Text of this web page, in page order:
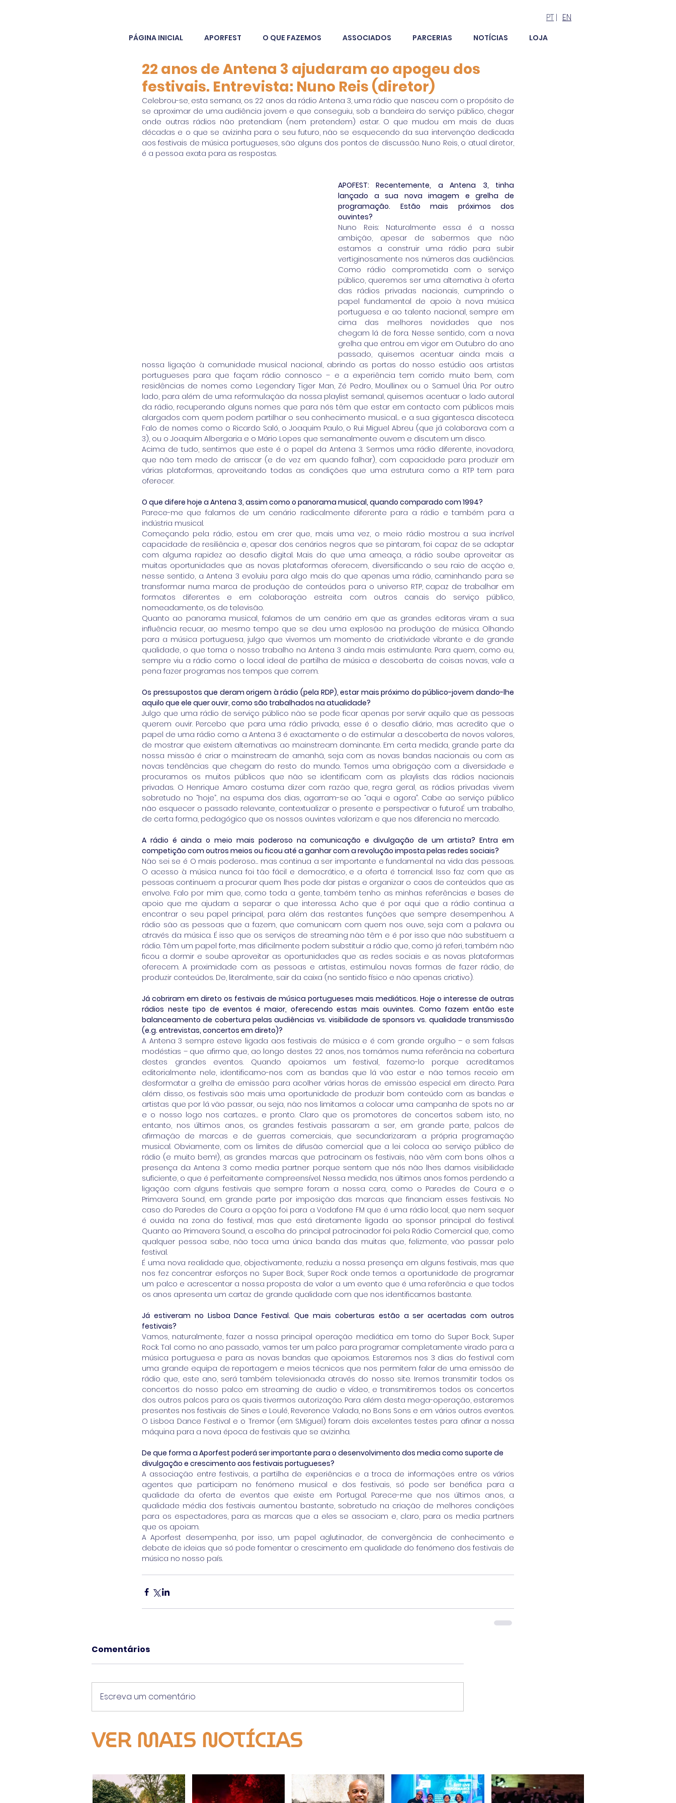
PT | EN
PÁGINA INICIAL APORFEST O QUE FAZEMOS ASSOCIADOS PARCERIAS NOTÍCIAS LOJA
22 anos de Antena 3 ajudaram ao apogeu dos
festivais. Entrevista: Nuno Reis (diretor)
Celebrou-se, esta semana, os 22 anos da rádio Antena 3, uma rádio que nasceu com o propósito de
se aproximar de uma audiência jovem e que conseguiu, sob a bandeira do serviço público, chegar
onde outras rádios não pretendiam (nem pretendem) estar. O que mudou em mais de duas
décadas e o que se avizinha para o seu futuro, não se esquecendo da sua intervenção dedicada
aos festivais de música portugueses, são alguns dos pontos de discussão. Nuno Reis, o atual diretor,
é a pessoa exata para as respostas.
APOFEST: Recentemente, a Antena 3, tinha
lançado a sua nova imagem e grelha de
programação. Estão mais próximos dos
ouvintes?
Nuno Reis: Naturalmente essa é a nossa
ambição, apesar de sabermos que não
estamos a construir uma rádio para subir
vertiginosamente nos números das audiências.
Como rádio comprometida com o serviço
público, queremos ser uma alternativa à oferta
das rádios privadas nacionais, cumprindo o
papel fundamental de apoio à nova música
portuguesa e ao talento nacional, sempre em
cima das melhores novidades que nos
chegam lá de fora. Nesse sentido, com a nova
grelha que entrou em vigor em Outubro do ano
passado, quisemos acentuar ainda mais a
nossa ligação à comunidade musical nacional, abrindo as portas do nosso estúdio aos artistas
portugueses para que façam rádio connosco – e a experiência tem corrido muito bem, com
residências de nomes como Legendary Tiger Man, Zé Pedro, Moullinex ou o Samuel Úria. Por outro
lado, para além de uma reformulação da nossa playlist semanal, quisemos acentuar o lado autoral
da rádio, recuperando alguns nomes que para nós têm que estar em contacto com públicos mais
alargados com quem podem partilhar o seu conhecimento musical… e a sua gigantesca discoteca.
Falo de nomes como o Ricardo Saló, o Joaquim Paulo, o Rui Miguel Abreu (que já colaborava com a
3), ou o Joaquim Albergaria e o Mário Lopes que semanalmente ouvem e discutem um disco.
Acima de tudo, sentimos que este é o papel da Antena 3. Sermos uma rádio diferente, inovadora,
que não tem medo de arriscar (e de vez em quando falhar), com capacidade para produzir em
várias plataformas, aproveitando todas as condições que uma estrutura como a RTP tem para
oferecer.
O que difere hoje a Antena 3, assim como o panorama musical, quando comparado com 1994?
Parece-me que falamos de um cenário radicalmente diferente para a rádio e também para a
indústria musical.
Começando pela rádio, estou em crer que, mais uma vez, o meio rádio mostrou a sua incrível
capacidade de resiliência e, apesar dos cenários negros que se pintaram, foi capaz de se adaptar
com alguma rapidez ao desafio digital. Mais do que uma ameaça, a rádio soube aproveitar as
muitas oportunidades que as novas plataformas oferecem, diversificando o seu raio de acção e,
nesse sentido, a Antena 3 evoluiu para algo mais do que apenas uma rádio, caminhando para se
transformar numa marca de produção de conteúdos para o universo RTP, capaz de trabalhar em
formatos diferentes e em colaboração estreita com outros canais do serviço público,
nomeadamente, os de televisão.
Quanto ao panorama musical, falamos de um cenário em que as grandes editoras viram a sua
influência recuar, ao mesmo tempo que se deu uma explosão na produção de música. Olhando
para a música portuguesa, julgo que vivemos um momento de criatividade vibrante e de grande
qualidade, o que torna o nosso trabalho na Antena 3 ainda mais estimulante. Para quem, como eu,
sempre viu a rádio como o local ideal de partilha de música e descoberta de coisas novas, vale a
pena fazer programas nos tempos que correm.
Os pressupostos que deram origem à rádio (pela RDP), estar mais próximo do público-jovem dando-lhe
aquilo que ele quer ouvir, como são trabalhados na atualidade?
Julgo que uma rádio de serviço público não se pode ficar apenas por servir aquilo que as pessoas
querem ouvir. Percebo que para uma rádio privada, esse é o desafio diário, mas acredito que o
papel de uma rádio como a Antena 3 é exactamente o de estimular a descoberta de novos valores,
de mostrar que existem alternativas ao mainstream dominante. Em certa medida, grande parte da
nossa missão é criar o mainstream de amanhã, seja com as novas bandas nacionais ou com as
novas tendências que chegam do resto do mundo. Temos uma obrigação com a diversidade e
procuramos os muitos públicos que não se identificam com as playlists das rádios nacionais
privadas. O Henrique Amaro costuma dizer com razão que, regra geral, as rádios privadas vivem
sobretudo no “hoje”, na espuma dos dias, agarram-se ao “aqui e agora”. Cabe ao serviço público
não esquecer o passado relevante, contextualizar o presente e perspectivar o futuro.É um trabalho,
de certa forma, pedagógico que os nossos ouvintes valorizam e que nos diferencia no mercado.
A rádio é ainda o meio mais poderoso na comunicação e divulgação de um artista? Entra em
competição com outros meios ou ficou até a ganhar com a revolução imposta pelas redes sociais?
Não sei se é O mais poderoso… mas continua a ser importante e fundamental na vida das pessoas.
O acesso à música nunca foi tão fácil e democrático, e a oferta é torrencial. Isso faz com que as
pessoas continuem a procurar quem lhes pode dar pistas e organizar o caos de conteúdos que as
envolve. Falo por mim que, como toda a gente, também tenho as minhas referências e bases de
apoio que me ajudam a separar o que interessa. Acho que é por aqui que a rádio continua a
encontrar o seu papel principal, para além das restantes funções que sempre desempenhou. A
rádio são as pessoas que a fazem, que comunicam com quem nos ouve, seja com a palavra ou
através da música. É isso que os serviços de streaming não têm e é por isso que não substituem a
rádio. Têm um papel forte, mas dificilmente podem substituir a rádio que, como já referi, também não
ficou a dormir e soube aproveitar as oportunidades que as redes sociais e as novas plataformas
oferecem. A proximidade com as pessoas e artistas, estimulou novas formas de fazer rádio, de
produzir conteúdos. De, literalmente, sair da caixa (no sentido físico e não apenas criativo).
Já cobriram em direto os festivais de música portugueses mais mediáticos. Hoje o interesse de outras
rádios neste tipo de eventos é maior, oferecendo estas mais ouvintes. Como fazem então este
balanceamento de cobertura pelas audiências vs. visibilidade de sponsors vs. qualidade transmissão
(e.g. entrevistas, concertos em direto)?
A Antena 3 sempre esteve ligada aos festivais de música e é com grande orgulho – e sem falsas
modéstias – que afirmo que, ao longo destes 22 anos, nos tornámos numa referência na cobertura
destes grandes eventos. Quando apoiamos um festival, fazemo-lo porque acreditamos
editorialmente nele, identificamo-nos com as bandas que lá vão estar e não temos receio em
desformatar a grelha de emissão para acolher várias horas de emissão especial em directo. Para
além disso, os festivais são mais uma oportunidade de produzir bom conteúdo com as bandas e
artistas que por lá vão passar, ou seja, não nos limitamos a colocar uma campanha de spots no ar
e o nosso logo nos cartazes… e pronto. Claro que os promotores de concertos sabem isto, no
entanto, nos últimos anos, os grandes festivais passaram a ser, em grande parte, palcos de
afirmação de marcas e de guerras comerciais, que secundarizaram a própria programação
musical. Obviamente, com os limites de difusão comercial que a lei coloca ao serviço público de
rádio (e muito bem!), as grandes marcas que patrocinam os festivais, não vêm com bons olhos a
presença da Antena 3 como media partner porque sentem que nós não lhes damos visibilidade
suficiente, o que é perfeitamente compreensível. Nessa medida, nos últimos anos fomos perdendo a
ligação com alguns festivais que sempre foram a nossa cara, como o Paredes de Coura e o
Primavera Sound, em grande parte por imposição das marcas que financiam esses festivais. No
caso do Paredes de Coura a opção foi para a Vodafone FM que é uma rádio local, que nem sequer
é ouvida na zona do festival, mas que está diretamente ligada ao sponsor principal do festival.
Quanto ao Primavera Sound, a escolha do principal patrocinador foi pela Rádio Comercial que, como
qualquer pessoa sabe, não toca uma única banda das muitas que, felizmente, vão passar pelo
festival.
É uma nova realidade que, objectivamente, reduziu a nossa presença em alguns festivais, mas que
nos fez concentrar esforços no Super Bock, Super Rock onde temos a oportunidade de programar
um palco e acrescentar a nossa proposta de valor a um evento que é uma referência e que todos
os anos apresenta um cartaz de grande qualidade com que nos identificamos bastante.
Já estiveram no Lisboa Dance Festival. Que mais coberturas estão a ser acertadas com outros
festivais?
Vamos, naturalmente, fazer a nossa principal operação mediática em torno do Super Bock, Super
Rock. Tal como no ano passado, vamos ter um palco para programar completamente virado para a
música portuguesa e para as novas bandas que apoiamos. Estaremos nos 3 dias do festival com
uma grande equipa de reportagem e meios técnicos que nos permitem falar de uma emissão de
rádio que, este ano, será também televisionada através do nosso site. Iremos transmitir todos os
concertos do nosso palco em streaming de audio e vídeo, e transmitiremos todos os concertos
dos outros palcos para os quais tivermos autorização. Para além desta mega-operação, estaremos
presentes nos festivais de Sines e Loulé, Reverence Valada, no Bons Sons e em vários outros eventos.
O Lisboa Dance Festival e o Tremor (em S.Miguel) foram dois excelentes testes para afinar a nossa
máquina para a nova época de festivais que se avizinha.
De que forma a Aporfest poderá ser importante para o desenvolvimento dos media como suporte de
divulgação e crescimento aos festivais portugueses?
A associação entre festivais, a partilha de experiências e a troca de informações entre os vários
agentes que participam no fenómeno musical e dos festivais, só pode ser benéfica para a
qualidade da oferta de eventos que existe em Portugal. Parece-me que nos últimos anos, a
qualidade média dos festivais aumentou bastante, sobretudo na criação de melhores condições
para os espectadores, para as marcas que a eles se associam e, claro, para os media partners
que os apoiam.
A Aporfest desempenha, por isso, um papel aglutinador, de convergência de conhecimento e
debate de ideias que só pode fomentar o crescimento em qualidade do fenómeno dos festivais de
música no nosso país.
Comentários
Escreva um comentário
VER MAIS NOTÍCIAS